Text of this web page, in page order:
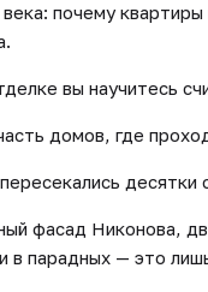
почему квартиры
вы научитесь
домов, где
десятки
фасад Никонова,
в парадных — это